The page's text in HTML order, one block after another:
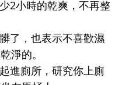
2小時的乾爽，不再整
了，也表示不喜歡濕
淨的。
進廁所，研究你上廁